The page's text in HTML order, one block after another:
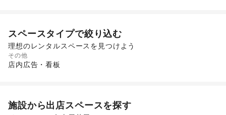
スペースタイプで絞り込む
理想のレンタルスペースを見つけよう
ショッピングモール
その他
店内広告・看板
施設から出店スペースを探す